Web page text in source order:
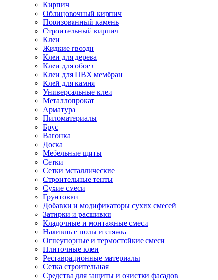
Кирпич
Облицовочный кирпич
Поризованный камень
Строительный кирпич
Клеи
Жидкие гвозди
Клеи для дерева
Клеи для обоев
Клеи для ПВХ мембран
Клей для камня
Универсальные клеи
Металлопрокат
Арматура
Пиломатериалы
Брус
Вагонка
Доска
Мебельные щиты
Сетки
Сетки металлические
Строительные тенты
Сухие смеси
Грунтовки
Добавки и модификаторы сухих смесей
Затирки и расшивки
Кладочные и монтажные смеси
Наливные полы и стяжка
Огнеупорные и термостойкие смеси
Плиточные клеи
Реставрационные материалы
Сетка строительная
Средства для защиты и очистки фасадов